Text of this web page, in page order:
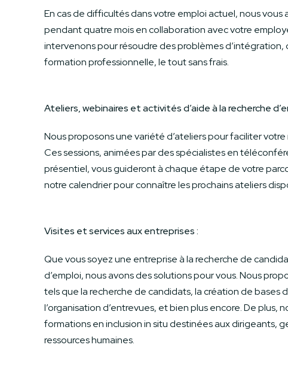
En cas de difficultés dans votre emploi actuel, nous vous
pendant quatre mois en collaboration avec votre
intervenons pour résoudre des problèmes d’intégration,
formation professionnelle, le tout sans frais.
Ateliers, webinaires et activités d’aide à la recherche
Nous proposons une variété d’ateliers pour faciliter votre
Ces sessions, animées par des spécialistes en
présentiel, vous guideront à chaque étape de votre
notre calendrier pour connaître les prochains ateliers
Visites et services aux entreprises :
Que vous soyez une entreprise à la recherche de
d’emploi, nous avons des solutions pour vous. Nous
tels que la recherche de candidats, la création de bases
l’organisation d’entrevues, et bien plus encore. De plus,
formations en inclusion in situ destinées aux dirigeants,
ressources humaines.